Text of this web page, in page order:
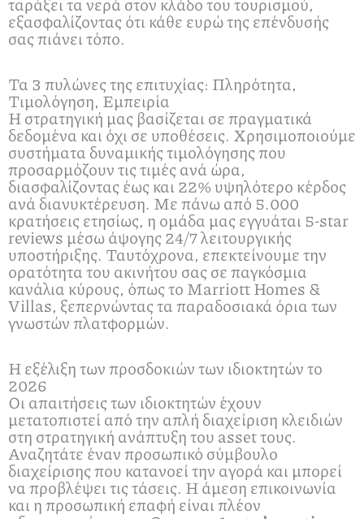
εξασφαλίζοντας ότι κάθε ευρώ της επένδυσής
σας πιάνει τόπο.
Τα 3 πυλώνες της επιτυχίας: Πληρότητα,
Τιμολόγηση, Εμπειρία
Η στρατηγική μας βασίζεται σε πραγματικά
δεδομένα και όχι σε υποθέσεις. Χρησιμοποιούμε
συστήματα δυναμικής τιμολόγησης που
προσαρμόζουν τις τιμές ανά ώρα,
διασφαλίζοντας έως και 22% υψηλότερο κέρδος
ανά διανυκτέρευση. Με πάνω από 5.000
κρατήσεις ετησίως, η ομάδα μας εγγυάται 5-star
reviews μέσω άψογης 24/7 λειτουργικής
υποστήριξης. Ταυτόχρονα, επεκτείνουμε την
ορατότητα του ακινήτου σας σε παγκόσμια
κανάλια κύρους, όπως το Marriott Homes &
Villas, ξεπερνώντας τα παραδοσιακά όρια των
γνωστών πλατφορμών.
Η εξέλιξη των προσδοκιών των ιδιοκτητών το
2026
Οι απαιτήσεις των ιδιοκτητών έχουν
μετατοπιστεί από την απλή διαχείριση κλειδιών
στη στρατηγική ανάπτυξη του asset τους.
Αναζητάτε έναν προσωπικό σύμβουλο
διαχείρισης που κατανοεί την αγορά και μπορεί
να προβλέψει τις τάσεις. Η άμεση επικοινωνία
και η προσωπική επαφή είναι πλέον